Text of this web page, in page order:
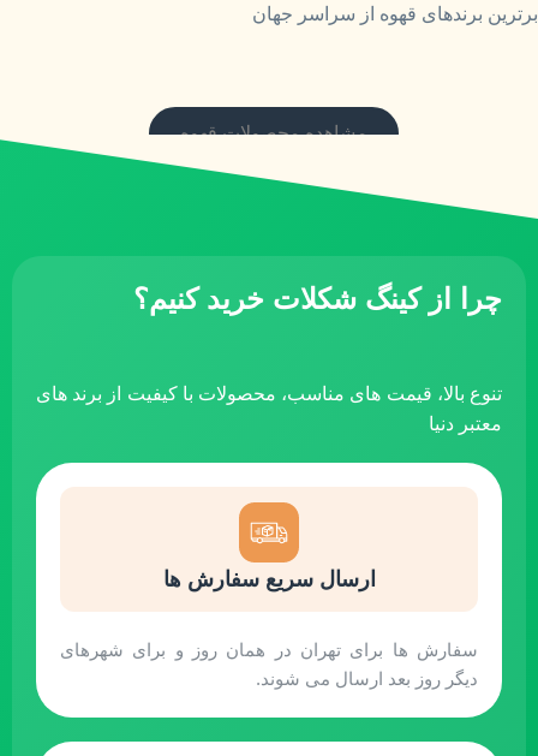
برترین برندهای قهوه از سراسر جهان
مشاهده محصولات قهوه
چرا از کینگ شکلات خرید کنیم؟
تنوع بالا، قیمت های مناسب، محصولات با کیفیت از برند های
معتبر دنیا
ارسال سریع سفارش ها
سفارش ها برای تهران در همان روز و برای شهرهای
دیگر روز بعد ارسال می شوند.